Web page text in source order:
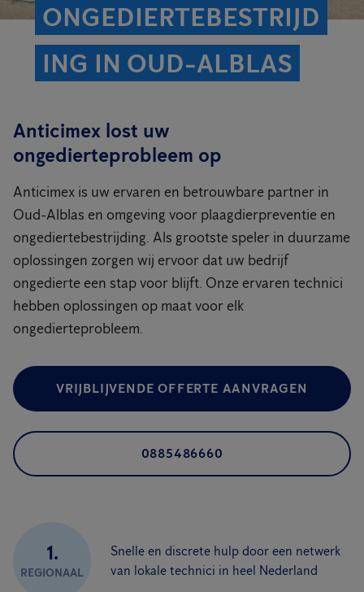
ONGEDIERTEBESTRIJD
ING IN OUD-ALBLAS
Anticimex lost uw
ongedierteprobleem op
Anticimex is uw ervaren en betrouwbare partner in
Oud-Alblas en omgeving voor plaagdierpreventie en
ongediertebestrijding. Als grootste speler in duurzame
oplossingen zorgen wij ervoor dat uw bedrijf
ongedierte een stap voor blijft. Onze ervaren technici
hebben oplossingen op maat voor elk
ongedierteprobleem.
VRIJBLIJVENDE OFFERTE AANVRAGEN
0885486660
1.
REGIONAAL
Snelle en discrete hulp door een netwerk
van lokale technici in heel Nederland